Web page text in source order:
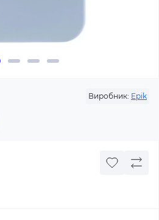
Виробник: Epik